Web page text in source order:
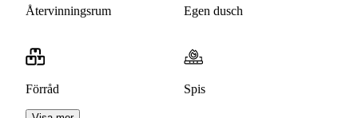
Återvinningsrum Egen dusch
Förråd Spis